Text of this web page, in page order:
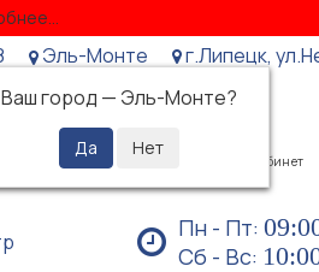
Эль-Монте
Ваш город — Эль-Монте?
г.Липецк,
Просмотренные Личный кабинет
Пн - Пт:
Сб - Вс: